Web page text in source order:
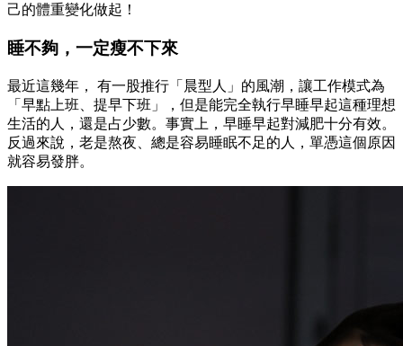
己的體重變化做起！
睡不夠，一定瘦不下來
最近這幾年， 有一股推行「晨型人」的風潮，讓工作模式為
「早點上班、提早下班」，但是能完全執行早睡早起這種理想
生活的人，還是占少數。事實上，早睡早起對減肥十分有效。
反過來說，老是熬夜、總是容易睡眠不足的人，單憑這個原因
就容易發胖。